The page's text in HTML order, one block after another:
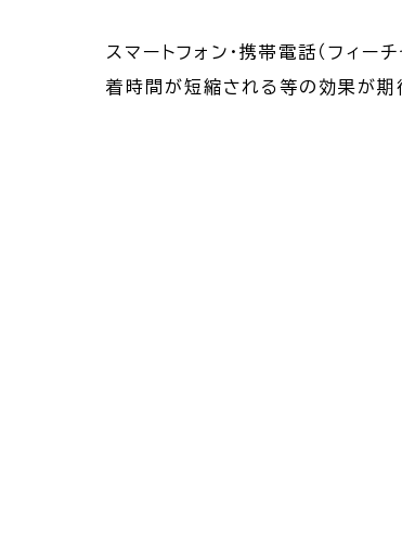
スマートフォン・携帯電話（フィ
着時間が短縮される等の効果が期